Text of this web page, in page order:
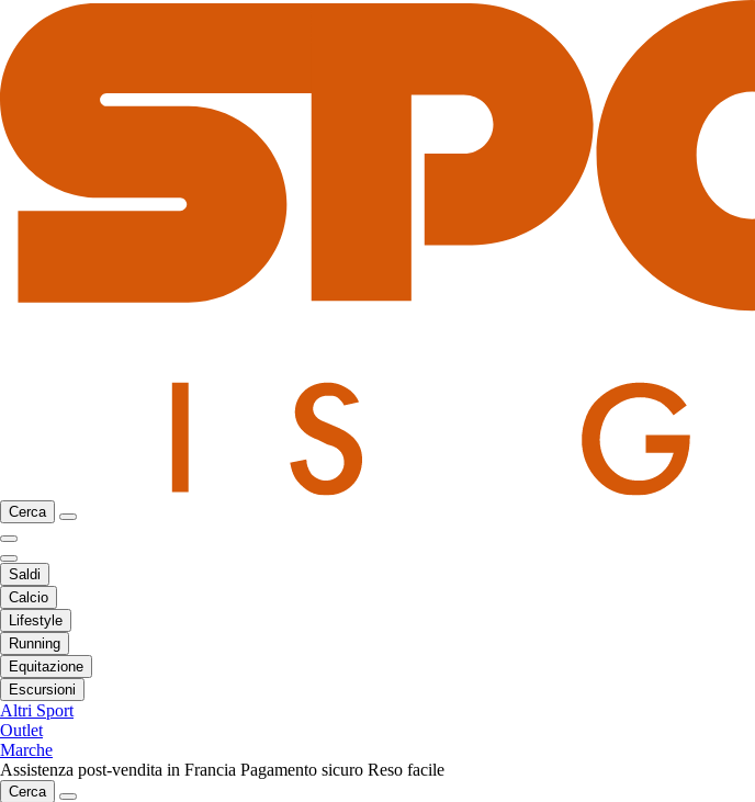
Cerca
Saldi
Calcio
Lifestyle
Running
Equitazione
Escursioni
Altri Sport
Outlet
Marche
Assistenza post-vendita in Francia Pagamento sicuro Reso facile
Cerca